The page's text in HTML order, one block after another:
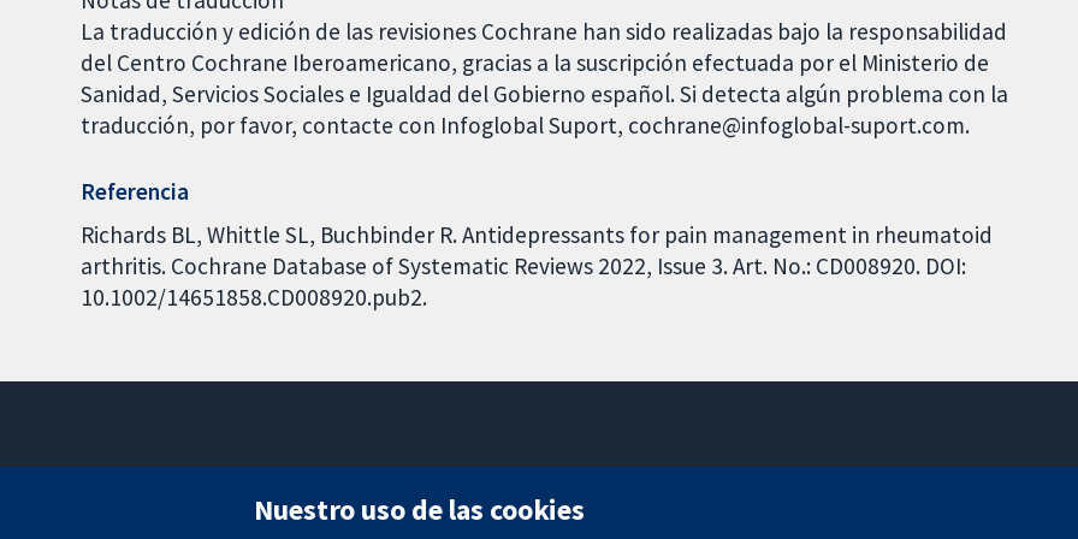
La traducción y edición de las revisiones Cochrane han sido realizadas bajo la responsabilidad
del Centro Cochrane Iberoamericano, gracias a la suscripción efectuada por el Ministerio de
Sanidad, Servicios Sociales e Igualdad del Gobierno español. Si detecta algún problema con la
traducción, por favor, contacte con Infoglobal Suport, cochrane@infoglobal-suport.com.
Referencia
Richards BL, Whittle SL, Buchbinder R. Antidepressants for pain management in rheumatoid
arthritis. Cochrane Database of Systematic Reviews 2022, Issue 3. Art. No.: CD008920. DOI:
10.1002/14651858.CD008920.pub2.
Londres
Nuestro uso de las cookies